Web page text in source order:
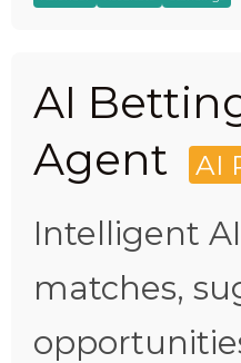
AI
Agent
AI
Intelligent
matches,